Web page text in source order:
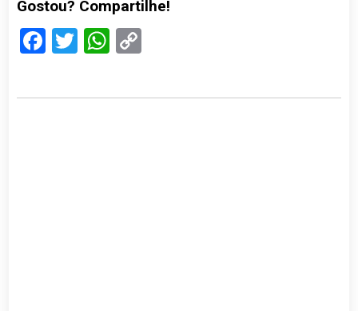
Gostou? Compartilhe!
Facebook
TwitterWhatsApp